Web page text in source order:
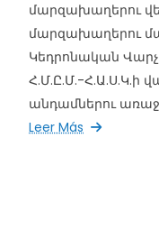
մարզախաղերու
մարզախաղերու
Կեդրոնական
Հ.Մ.Ը.Մ.-Հ.Ա.Ս.Կ.ի
անդամներու
Leer Más